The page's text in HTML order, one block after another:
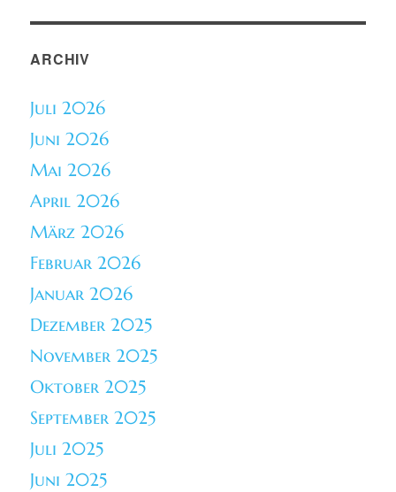
ARCHIV
Juli 2026
Juni 2026
Mai 2026
April 2026
März 2026
Februar 2026
Januar 2026
Dezember 2025
November 2025
Oktober 2025
September 2025
Juli 2025
Juni 2025